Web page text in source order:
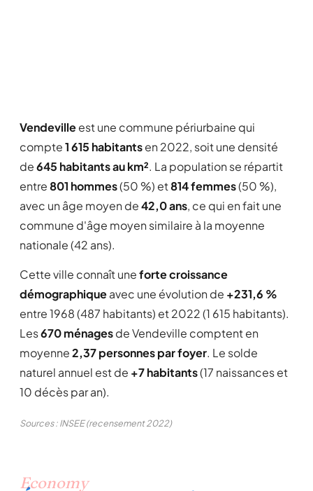
Vendevilleest une commune périurbaine qui
compte1 615 habitantsen 2022, soit une densité
de645 habitants au km². La population se répartit
entre801 hommes(50 %) et814 femmes(50 %),
avec un âge moyen de42,0 ans, ce qui en fait une
commune d'âge moyen similaire à la moyenne
nationale (42 ans).
Cette ville connaît uneforte croissance
démographiqueavec une évolution de +231,6 %
entre 1968 (487 habitants) et 2022 (1 615 habitants).
Les670 ménagesde Vendeville comptent en
moyenne2,37 personnes par foyer. Le solde
naturel annuel est de +7 habitants(17 naissances et
10 décès par an).
Sources : INSEE (recensement 2022)
Economy